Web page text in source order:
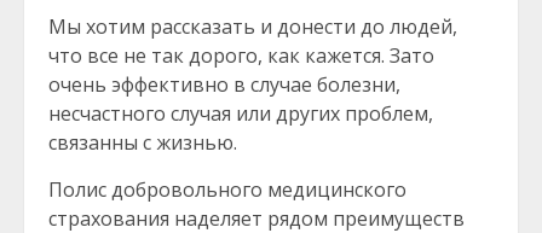
Мы хотим рассказать и донести до людей,
что все не так дорого, как кажется. Зато
очень эффективно в случае болезни,
несчастного случая или других проблем,
связанны с жизнью.
Полис добровольного медицинского
страхования наделяет рядом преимуществ